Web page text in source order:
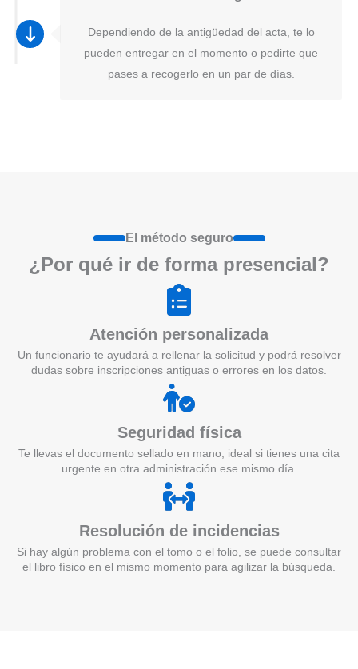
Dependiendo de la antigüedad del acta, te lo
pueden entregar en el momento o pedirte que
pases a recogerlo en un par de días.
El método seguro
¿Por qué ir de formapresencial?
Atención personalizada
Un funcionario te ayudará a rellenar la solicitud y podrá resolver
dudas sobre inscripciones antiguas o errores en los datos.
Seguridad física
Te llevas el documento sellado en mano, ideal si tienes una cita
urgente en otra administración ese mismo día.
Resolución de incidencias
Si hay algún problema con el tomo o el folio, se puede consultar
el libro físico en el mismo momento para agilizar la búsqueda.